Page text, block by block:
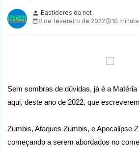
person Bastidores da net
8 de fevereiro de 2022
10
Sem sombras de dúvidas, já é a
aqui, deste ano de 2022, que
Zumbis, Ataques Zumbis, e Apocalipse
começando a serem abordados no